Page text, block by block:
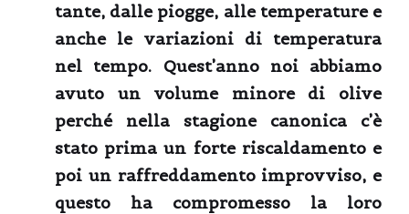
tante, dalle piogge, alle temperature e
anche le variazioni di temperatura
nel tempo. Quest’anno noi abbiamo
avuto un volume minore di olive
perché nella stagione canonica c’è
stato prima un forte riscaldamento e
poi un raffreddamento improvviso, e
questo ha compromesso la loro